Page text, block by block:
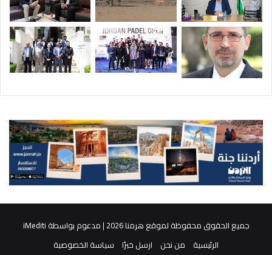
جميع الحقوق محفوظة لموقع هرمنا 2026 | مدعوم بواسطة
iMediti
الرئيسية
من نحن ارسل خبرًا سياسة الخصوصية